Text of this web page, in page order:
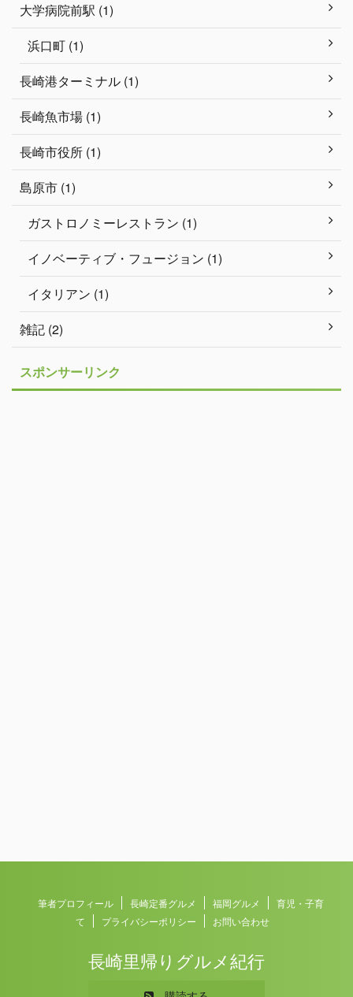
大学病院前駅 (1)
浜口町 (1)
長崎港ターミナル (1)
長崎魚市場 (1)
長崎市役所 (1)
島原市 (1)
ガストロノミーレストラン (1)
イノベーティブ・フュージョン (1)
イタリアン (1)
雑記 (2)
スポンサーリンク
筆者プロフィール 長崎定番グルメ 福岡グルメ
育児・子育
て
プライバシーポリシー お問い合わせ
長崎里帰りグルメ紀行
Copyright© 長崎里帰りグルメ紀行 , 2026 All Rights